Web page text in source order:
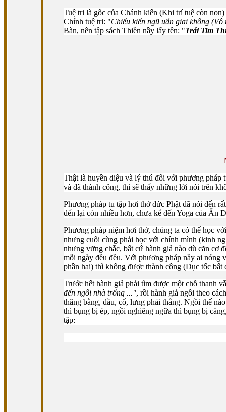
Tuệ tri là gốc của Chánh kiến (Khi trí tuệ còn
Chính tuệ tri: "Chiếu kiến ngũ uẩn giai không
Bàn, nên tập sách Thiền nầy lấy tên: "Trái Tim
Thật là huyền diệu và lý thú đối với phương pháp
và đã thành công, thì sẽ thấy những lời nói trên
Phương pháp tu tập hơi thở đức Phật đã nói đến
đến lại còn nhiều hơn, chưa kể đến Yoga của Ấn
Phương pháp niệm hơi thở, chúng ta có thể học
nhưng cuối cùng phải học với chính mình (kinh
nhưng vững chắc, bất cứ hành giả nào dù căn cơ
mỗi ngày đều đều. Với phương pháp nầy ai
phần hai) thì không được thành công (Dục tốc bất
Trước hết hành giả phải tìm được một chỗ thanh
đến ngôi nhà trống ...", rồi hành giả ngồi theo
thăng bằng, đầu, cổ, lưng phải thẳng. Ngồi thế
thì bụng bị ép, ngồi nghiêng ngữa thì bụng bị
tập: